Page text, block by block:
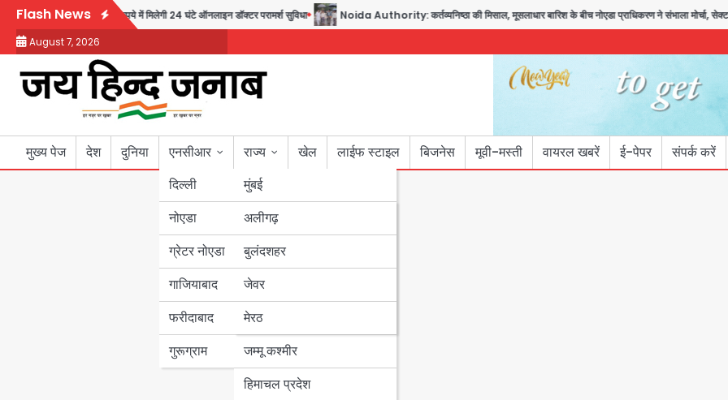
Skip
content
Flash News
पहल, अब सिर्फ 30 रुपये में मिलेगी 24 घंटे ऑनलाइन डॉक्टर परामर्श सुविधा Noida Authority: कर्तव्यनिष्ठा की मिसाल, मूसलाधार बारिश के बीच नोएडा प्राधिकरण ने संभाला मोर्चा, सेक्टर
August 7, 2026
मुख्य पेज देश दुनिया
एनसीआर
दिल्ली
नोएडा
ग्रेटर नोएडा
गाजियाबाद
फरीदाबाद
गुरूग्राम
राज्य
मुंबई
उत्तर प्रदेश
अलीगढ़
बुलंदशहर
जेवर
मेरठ
बिहार
पंजाब
हरियाणा
जम्मू कश्मीर
हिमाचल प्रदेश
खेल लाईफ स्टाइल बिजनेस मूवी-मस्ती वायरल खबरें ई-पेपर संपर्क करें